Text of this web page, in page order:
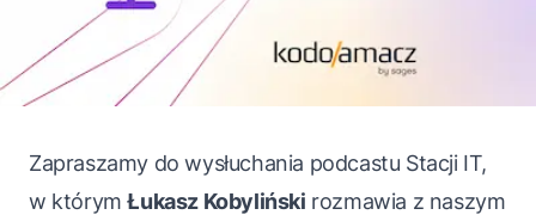
Zapraszamy do wysłuchania podcastu Stacji IT,
w którymŁukasz Kobyliński rozmawia z naszym